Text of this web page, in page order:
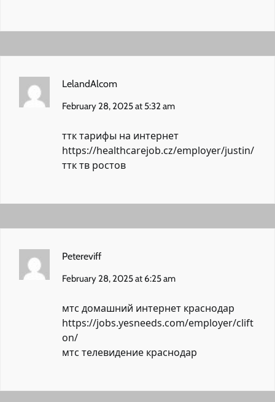
LelandAlcom
February 28, 2025 at 5:32 am
ттк тарифы на интернет
https://healthcarejob.cz/employer/justin/
ттк тв ростов
Petereviff
February 28, 2025 at 6:25 am
мтс домашний интернет краснодар
https://jobs.yesneeds.com/employer/clift
on/
мтс телевидение краснодар